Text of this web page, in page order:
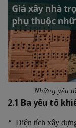
Những yếu
2.1 Ba yếu tố
Diện tích xây